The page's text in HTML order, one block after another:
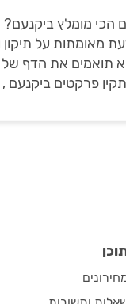
מומלץ
את הדף של
פרקטים ביקנעם